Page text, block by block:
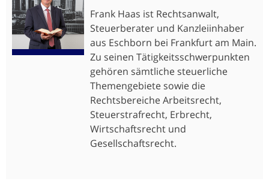
Frank Haas ist Rechtsanwalt,
Steuerberater und Kanzleiinhaber
aus Eschborn bei Frankfurt am Main.
Zu seinen Tätigkeitsschwerpunkten
gehören sämtliche steuerliche
Themengebiete sowie die
Rechtsbereiche Arbeitsrecht,
Steuerstrafrecht, Erbrecht,
Wirtschaftsrecht und
Gesellschaftsrecht.